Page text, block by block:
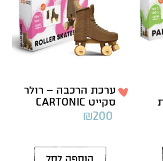
ערכת הרכבה – רולר
סקייט CARTONIC
₪200